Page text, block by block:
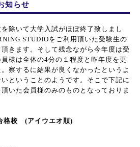
知らせ
除いて大学入試がほぼ終了致しまし
STUDIOをご利用頂いた受験生の
きます。そして残念ながら今年度は受
様は全体の4分の１程度と昨年度を更
察するに結果が良くなかったというよ
ということのようです。そこで下記に
いた会員様のみのものとなっておりま
格校 (アイウエオ順)